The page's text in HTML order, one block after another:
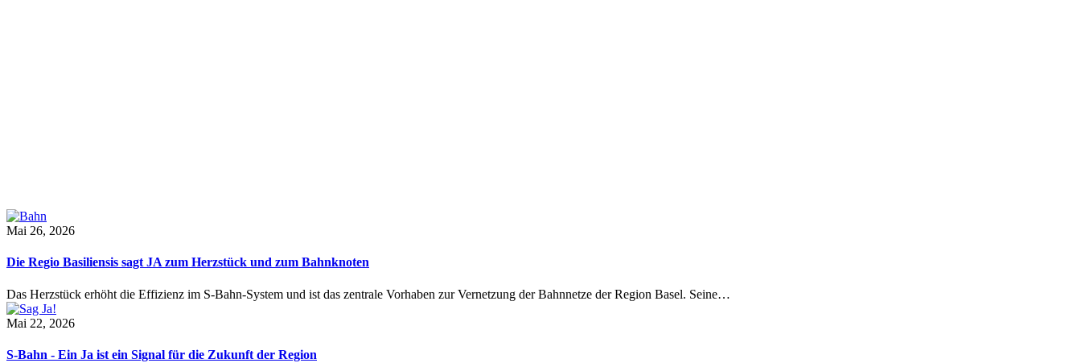
Mai 26, 2026
Die Regio Basiliensis sagt JA zum Herzstück und zum Bahnknoten
Das Herzstück erhöht die Effizienz im S-Bahn-System und ist das zentrale Vorhaben zur Vernetzung der Bahnnetze der Region Basel. Seine…
Mai 22, 2026
S-Bahn - Ein Ja ist ein Signal für die Zukunft der Region